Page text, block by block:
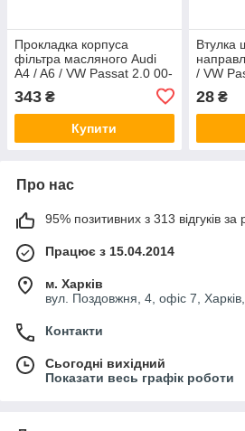
Прокладка корпуса
фільтра масляного Audi
A4 / A6 / VW Passat 2.0 00-
343 ₴
Купити
Втулка
/ VW
28₴
Про нас
95% позитивних з 313 відгуків за
Працює з 15.04.2014
м. Харків
вул. Поздовжня, 4, офіс 7,
Контакти
Сьогодні вихідний
Показати весь графік роботи